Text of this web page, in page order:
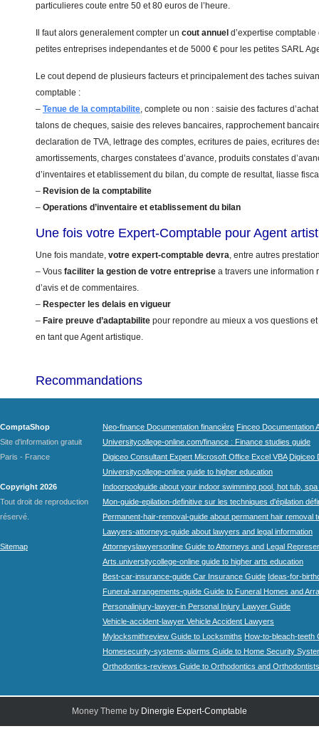
particulieres coute entre 50 et 80 euros de l’heure.
Il faut alors generalement compter un cout annuel d’expertise
petites entreprises independantes et de 5000 € pour les petites SARL
Le cout depend de plusieurs facteurs et principalement des taches
comptable :
– Tenue de la comptabilite, complete ou non : saisie des factures
talons de cheques, saisie des releves bancaires, rapprochement
declaration de TVA, lettrage des comptes, ecritures de paies, ecritures
amortissements, charges constatees d’avance, produits constates
d’inventaires et etablissement du bilan, du compte de resultat, liasse
– Revision de la comptabilite
– Operations d’inventaire et etablissement du bilan
Une fois votre Expert-Comptable pour Agent
Une fois mandate, votre expert-comptable devra, entre autres
– Vous faciliter la gestion de votre entreprise a travers une information
d’avis et de commentaires.
– Respecter les delais en vigueur
– Faire preuve d’adaptabilite pour repondre au mieux a vos questions
en tant que Agent artistique.
Recommandations
ComptaShop
Site d'information gratuit
Paris - France
Copyright 2026
Tout droit de reproduction
réservé.
Sitemap
Neo-finance Documentation financière Finceo Documentation
Universitycollege-online.com/finance : Finance studies guide
Digiceo Consultant Expert Microsoft Office Excel VBA Digiceo
Universitycollege-online guide to higher education
Indoorpoolguide about your indoor swimming pool, hot tub,
Mon-guide-epilation-definitive sur les techniques d'épilation
Permanent-hair-removal-guide about permanent hair removal
Lawyers-attorneys-guide about lawyers and legal information
Attorneyslawyersonline Guide to Attorneys and Legal
Arts.universitycollege-online guide to higher arts education
Best-car-insurance-guide Car Insurance Guide Ideas-for-
Funeral-arrangements-guide Guide to Funeral Homes and
Personalinjury-lawyer-in Personal Injury Lawyer Guide
Vehicle-accident-lawyer Vehicle Accident Lawyers
Mylocksmithreview Guide to Locksmiths How-to-bleach-teeth
Homesecurity-systems-alarms Guide to Home Security
Orthodontics-reviews Guide to Orthodontics and Orthodontists
Money Theme by Dinergie Expert-Comptable